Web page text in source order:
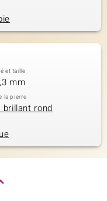
et taille
mm
la pierre
brillant rond